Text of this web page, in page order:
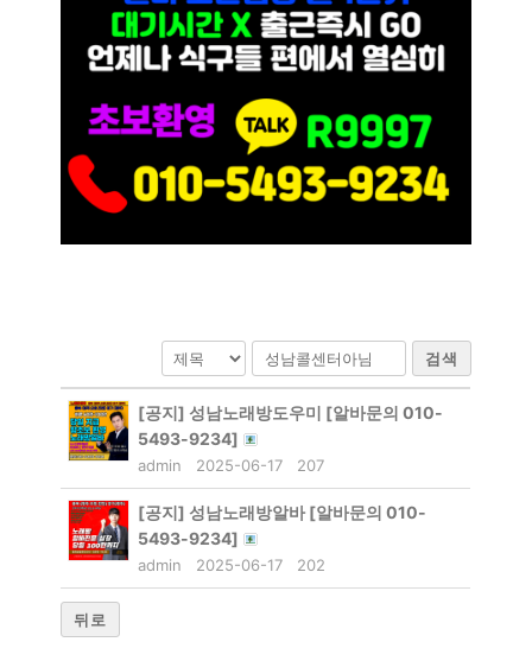
검색
[공지]성남노래방도우미 [알바문의 010-
5493-9234]
admin 2025-06-17 207
[공지]성남노래방알바 [알바문의 010-
5493-9234]
admin 2025-06-17 202
뒤로